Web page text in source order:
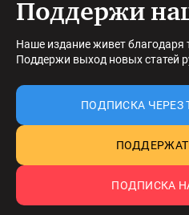
Поддержи
Наше издание живет благодаря
Поддержи выход новых статей
ПОДПИСКА ЧЕРЕЗ
ПОДПИСКА НА